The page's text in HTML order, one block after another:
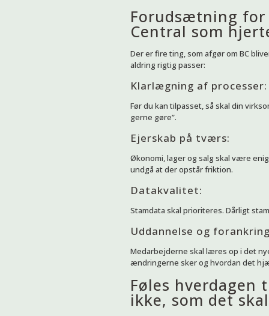
Forudsætning for
Central som
Der er fire ting, som afgør om BC
aldring rigtig passer:
Klarlægning af processer:
Før du kan tilpasset, så skal din
gerne gøre”.
Ejerskab på tværs:
Økonomi, lager og salg skal være
undgå at der opstår friktion.
Datakvalitet:
Stamdata skal prioriteres. Dårligt
Uddannelse og
Medarbejderne skal læres op i det
ændringerne sker og hvordan det
Føles hverdagen
ikke, som det skal